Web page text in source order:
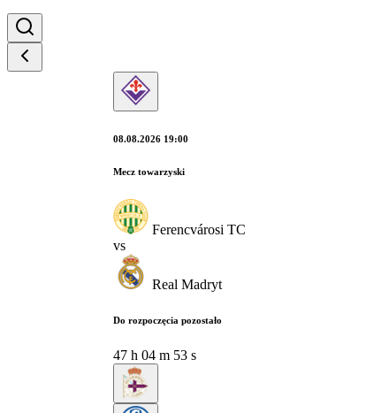
08.08.2026 19:00
Mecz towarzyski
Ferencvárosi TC
vs
Real Madryt
Do rozpoczęcia pozostało
47 h 04 m 52 s